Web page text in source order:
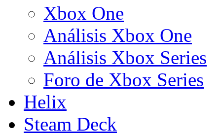
Xbox One
Análisis Xbox One
Análisis Xbox Series
Foro de Xbox Series
Helix
Steam Deck